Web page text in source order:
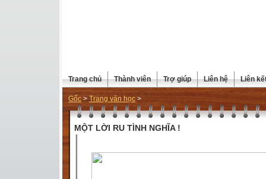
Trang chủ Thành viên Trợ giúp Liên hệ Liên
Gốc > Trang văn học >
MỘT LỜI RU TÌNH NGHĨA !